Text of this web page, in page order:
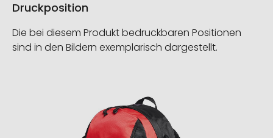
Druckposition
Die bei diesem Produkt bedruckbaren Positionen
sind in den Bildern exemplarisch dargestellt.